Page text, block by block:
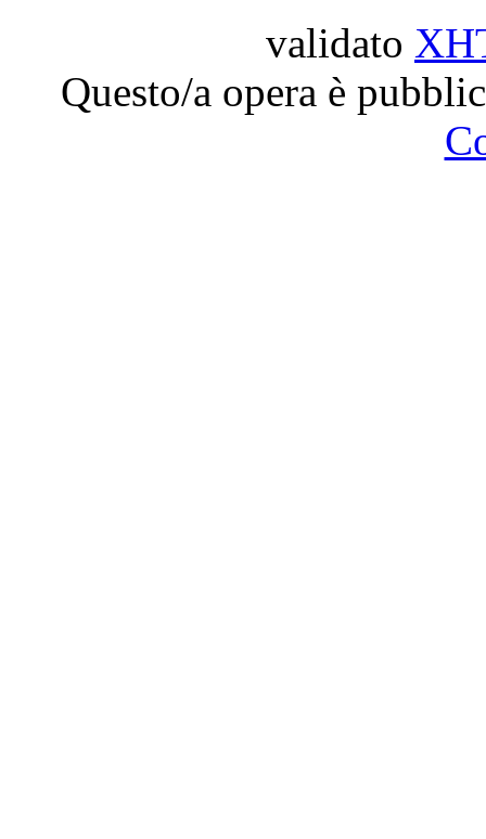
validato
Questo/a opera è